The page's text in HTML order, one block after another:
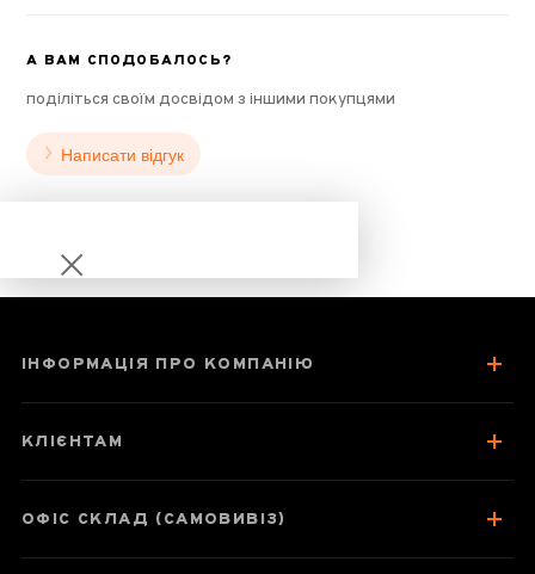
А ВАМ СПОДОБАЛОСЬ?
поділіться своїм досвідом з іншими покупцями
Написати відгук
Паспорт товару
ІНФОРМАЦІЯ ПРО КОМПАНІЮ
КЛІЄНТАМ
ОФІС СКЛАД (САМОВИВІЗ)